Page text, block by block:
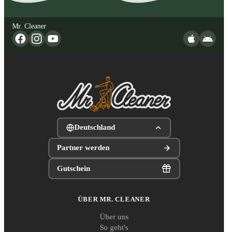
Mr. Cleaner
Deutschland
Partner werden
Gutschein
ÜBER MR. CLEANER
Über uns
So geht's